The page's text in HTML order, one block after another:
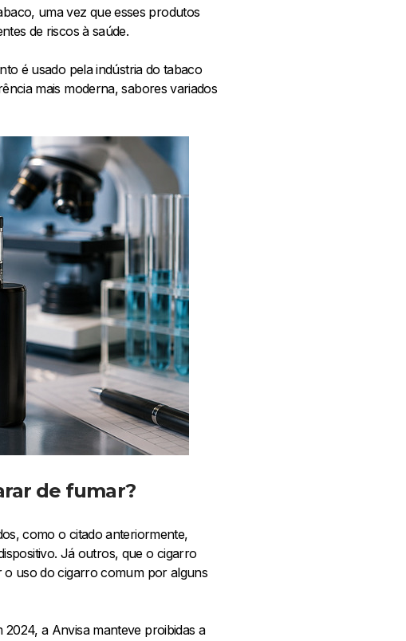
uma vez que esses produtos
de riscos à saúde.
é usado pela indústria do tabaco
mais moderna, sabores variados
de fumar?
como o citado anteriormente,
Já outros, que o cigarro
uso do cigarro comum por alguns
a Anvisa manteve proibidas a